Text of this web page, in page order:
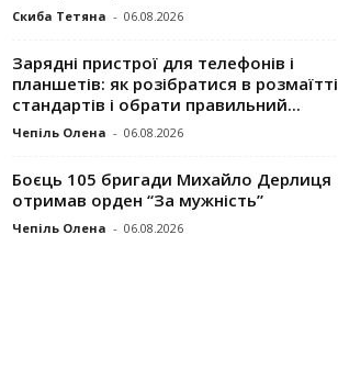
Скиба Тетяна - 06.08.2026
Зарядні пристрої для телефонів і
планшетів: як розібратися в розмаїтті
стандартів і обрати правильний...
Чепіль Олена - 06.08.2026
Боєць 105 бригади Михайло Дерлиця
отримав орден “За мужність”
Чепіль Олена - 06.08.2026